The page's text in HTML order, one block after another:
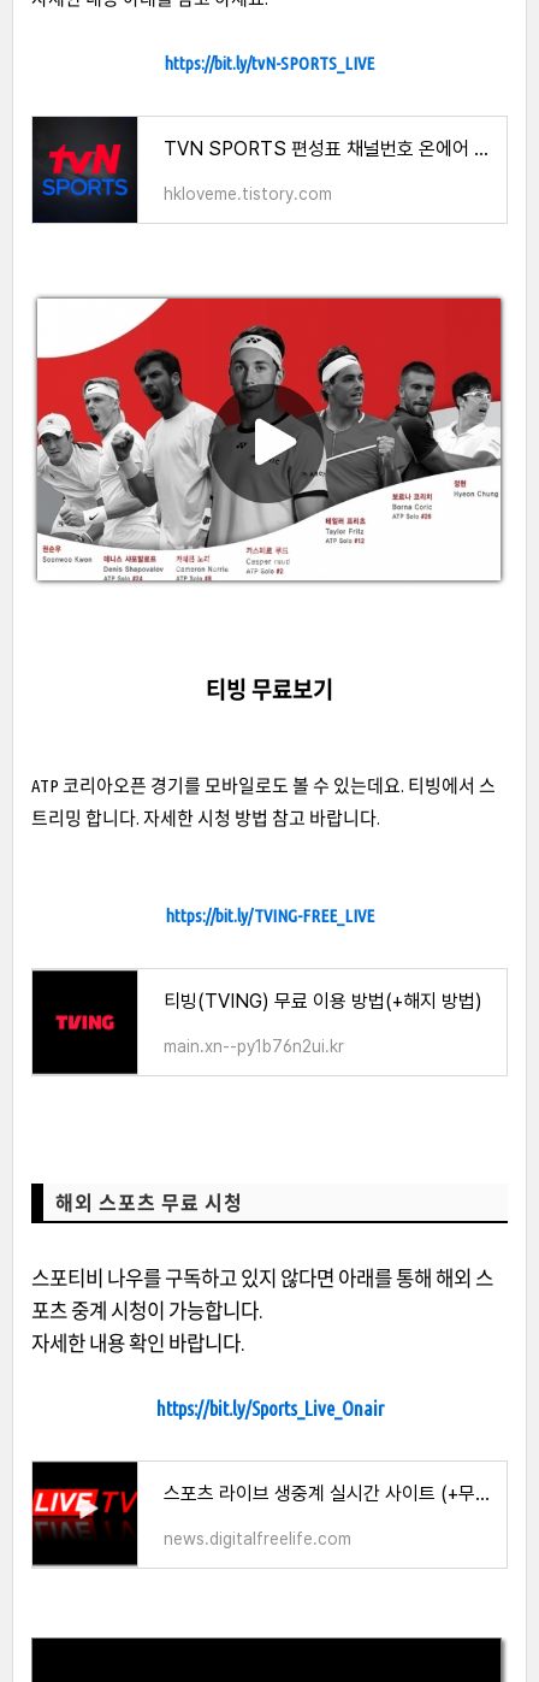
https://bit.ly/tvN-SPORTS_LIVE
TVN SPORTS 편성표 채널번호 온에어 시청 방법(+무료)
hkloveme.tistory.com
티빙 무료보기
ATP 코리아오픈 경기를 모바일로도 볼 수 있는데요. 티빙에서 스
트리밍 합니다. 자세한 시청 방법 참고 바랍니다.
https://bit.ly/TVING-FREE_LIVE
티빙(TVING) 무료 이용 방법(+해지 방법)
main.xn--py1b76n2ui.kr
해외 스포츠 무료 시청
스포티비 나우를 구독하고 있지 않다면 아래를 통해 해외 스
포츠 중계 시청이 가능합니다.
자세한 내용 확인 바랍니다.
https://bit.ly/Sports_Live_Onair
스포츠 라이브 생중계 실시간 사이트 (+무료)
news.digitalfreelife.com